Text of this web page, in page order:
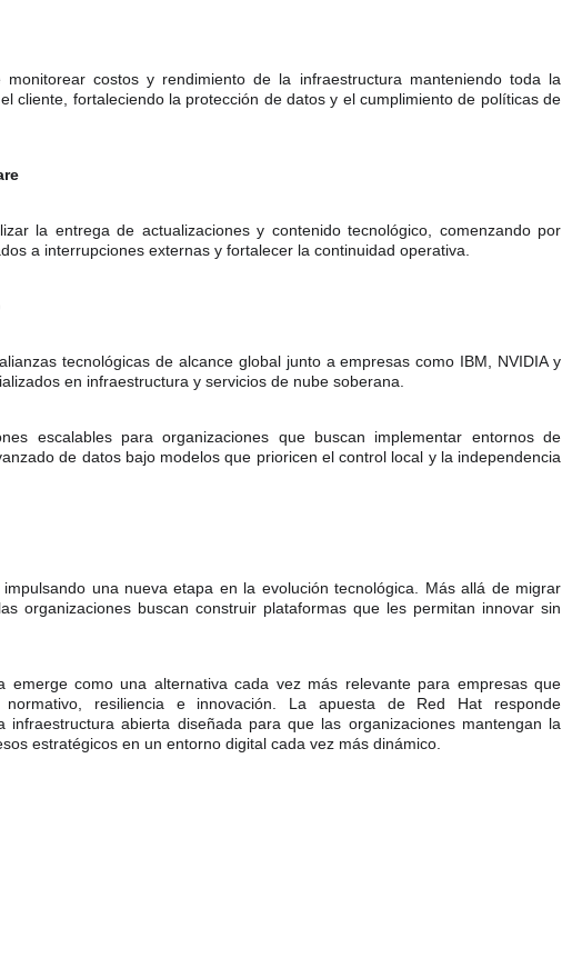
costos y rendimiento de la infraestructura manteniendo toda la
cliente, fortaleciendo la protección de datos y el cumplimiento de políticas de
la entrega de actualizaciones y contenido tecnológico, comenzando por
a interrupciones externas y fortalecer la continuidad operativa.
tecnológicas de alcance global junto a empresas como IBM, NVIDIA y
en infraestructura y servicios de nube soberana.
escalables para organizaciones que buscan implementar entornos de
de datos bajo modelos que prioricen el control local y la independencia
una nueva etapa en la evolución tecnológica. Más allá de migrar
organizaciones buscan construir plataformas que les permitan innovar sin
emerge como una alternativa cada vez más relevante para empresas que
normativo, resiliencia e innovación. La apuesta de Red Hat responde
infraestructura abierta diseñada para que las organizaciones mantengan la
estratégicos en un entorno digital cada vez más dinámico.